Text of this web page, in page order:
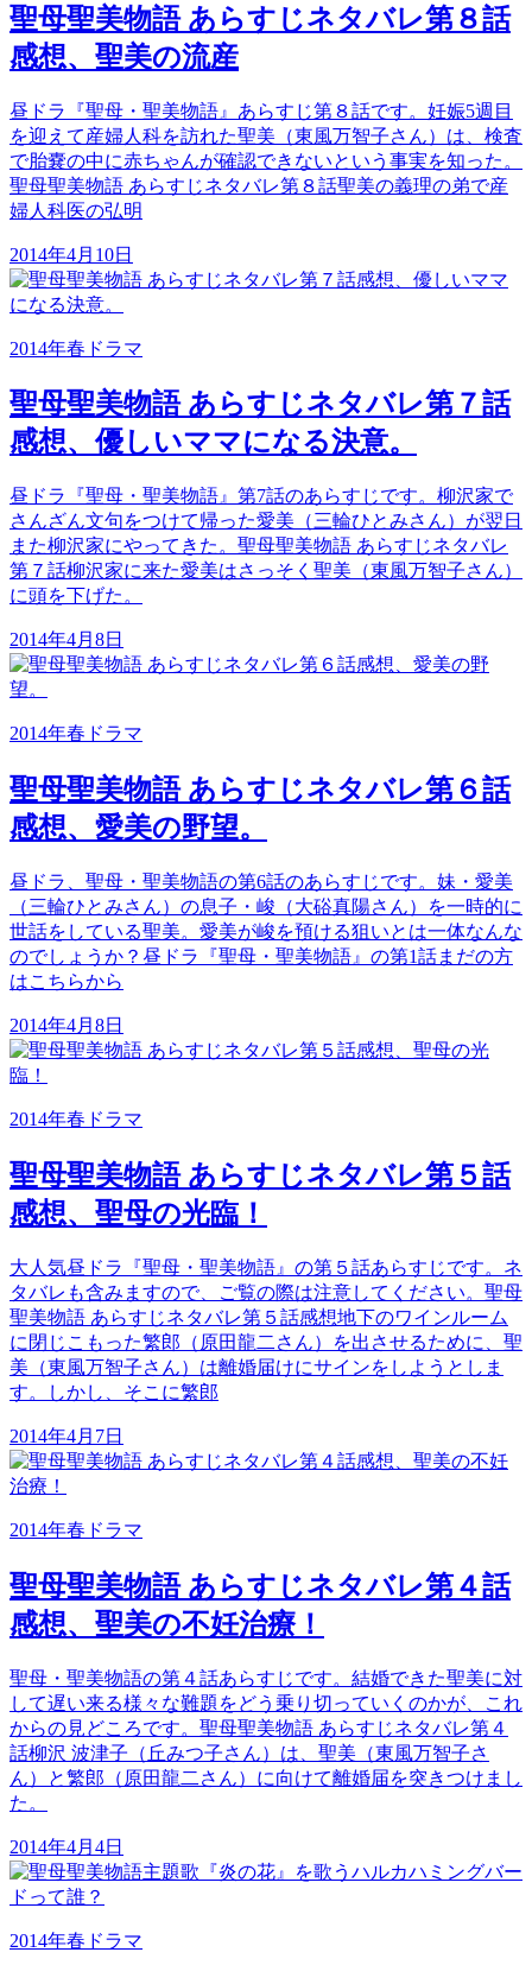
聖母聖美物語 あらすじネタバレ第８話
感想、聖美の流産
昼ドラ『聖母・聖美物語』あらすじ第８話です。妊娠5週目
を迎えて産婦人科を訪れた聖美（東風万智子さん）は、検査
で胎嚢の中に赤ちゃんが確認できないという事実を知った。
聖母聖美物語 あらすじネタバレ第８話聖美の義理の弟で産
婦人科医の弘明
2014年4月10日
2014年春ドラマ
聖母聖美物語 あらすじネタバレ第７話
感想、優しいママになる決意。
昼ドラ『聖母・聖美物語』第7話のあらすじです。柳沢家で
さんざん文句をつけて帰った愛美（三輪ひとみさん）が翌日
また柳沢家にやってきた。聖母聖美物語 あらすじネタバレ
第７話柳沢家に来た愛美はさっそく聖美（東風万智子さん）
に頭を下げた。
2014年4月8日
2014年春ドラマ
聖母聖美物語 あらすじネタバレ第６話
感想、愛美の野望。
昼ドラ、聖母・聖美物語の第6話のあらすじです。妹・愛美
（三輪ひとみさん）の息子・峻（大硲真陽さん）を一時的に
世話をしている聖美。愛美が峻を預ける狙いとは一体なんな
のでしょうか？昼ドラ『聖母・聖美物語』の第1話まだの方
はこちらから
2014年4月8日
2014年春ドラマ
聖母聖美物語 あらすじネタバレ第５話
感想、聖母の光臨！
大人気昼ドラ『聖母・聖美物語』の第５話あらすじです。ネ
タバレも含みますので、ご覧の際は注意してください。聖母
聖美物語 あらすじネタバレ第５話感想地下のワインルーム
に閉じこもった繁郎（原田龍二さん）を出させるために、聖
美（東風万智子さん）は離婚届けにサインをしようとしま
す。しかし、そこに繁郎
2014年4月7日
2014年春ドラマ
聖母聖美物語 あらすじネタバレ第４話
感想、聖美の不妊治療！
聖母・聖美物語の第４話あらすじです。結婚できた聖美に対
して遅い来る様々な難題をどう乗り切っていくのかが、これ
からの見どころです。聖母聖美物語 あらすじネタバレ第４
話柳沢 波津子（丘みつ子さん）は、聖美（東風万智子さ
ん）と繁郎（原田龍二さん）に向けて離婚届を突きつけまし
た。
2014年4月4日
2014年春ドラマ